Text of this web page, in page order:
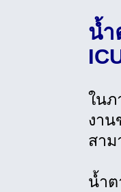
น้ำ
ในภ
งาน
สาม
น้ำต